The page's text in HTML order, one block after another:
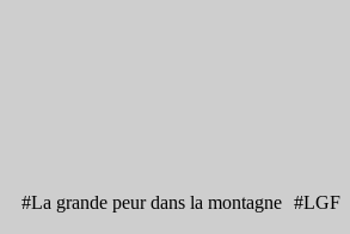
#La grande peur dans la montagne #LGF